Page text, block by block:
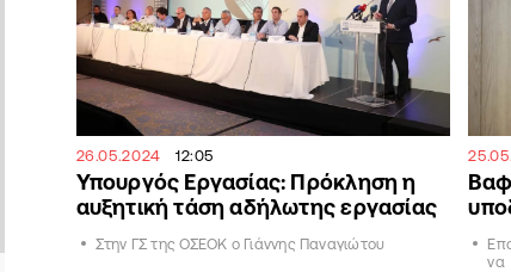
26.05.2024 12:05
Υπουργός Εργασίας: Πρόκληση η
αυξητική τάση αδήλωτης εργασίας
Στην ΓΣ της ΟΣΕΟΚ ο Γιάννης Παναγιώτου
να